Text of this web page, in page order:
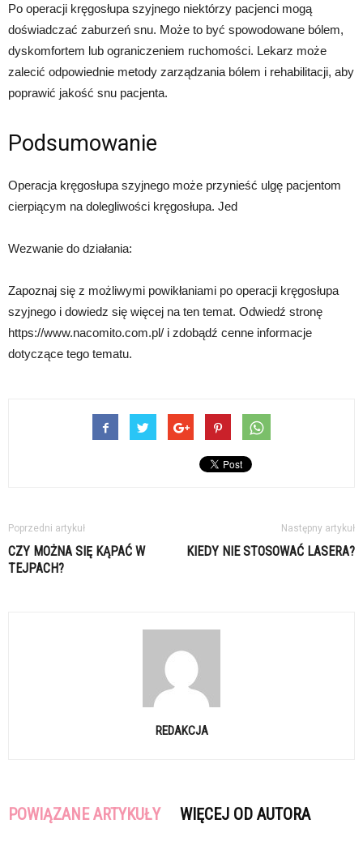
Po operacji kręgosłupa szyjnego niektórzy pacjenci mogą
doświadczać zaburzeń snu. Może to być spowodowane bólem,
dyskomfortem lub ograniczeniem ruchomości. Lekarz może
zalecić odpowiednie metody zarządzania bólem i rehabilitacji, aby
poprawić jakość snu pacjenta.
Podsumowanie
Operacja kręgosłupa szyjnego może przynieść ulgę pacjentom
cierpiącym na dolegliwości kręgosłupa. Jed
Wezwanie do działania:
Zapoznaj się z możliwymi powikłaniami po operacji kręgosłupa
szyjnego i dowiedz się więcej na ten temat. Odwiedź stronę
https://www.nacomito.com.pl/ i zdobądź cenne informacje
dotyczące tego tematu.
Poprzedni artykuł
CZY MOŻNA SIĘ KĄPAĆ W
TEJPACH?
Następny artykuł
KIEDY NIE STOSOWAĆ LASERA?
REDAKCJA
POWIĄZANE ARTYKUŁY WIĘCEJ OD AUTORA